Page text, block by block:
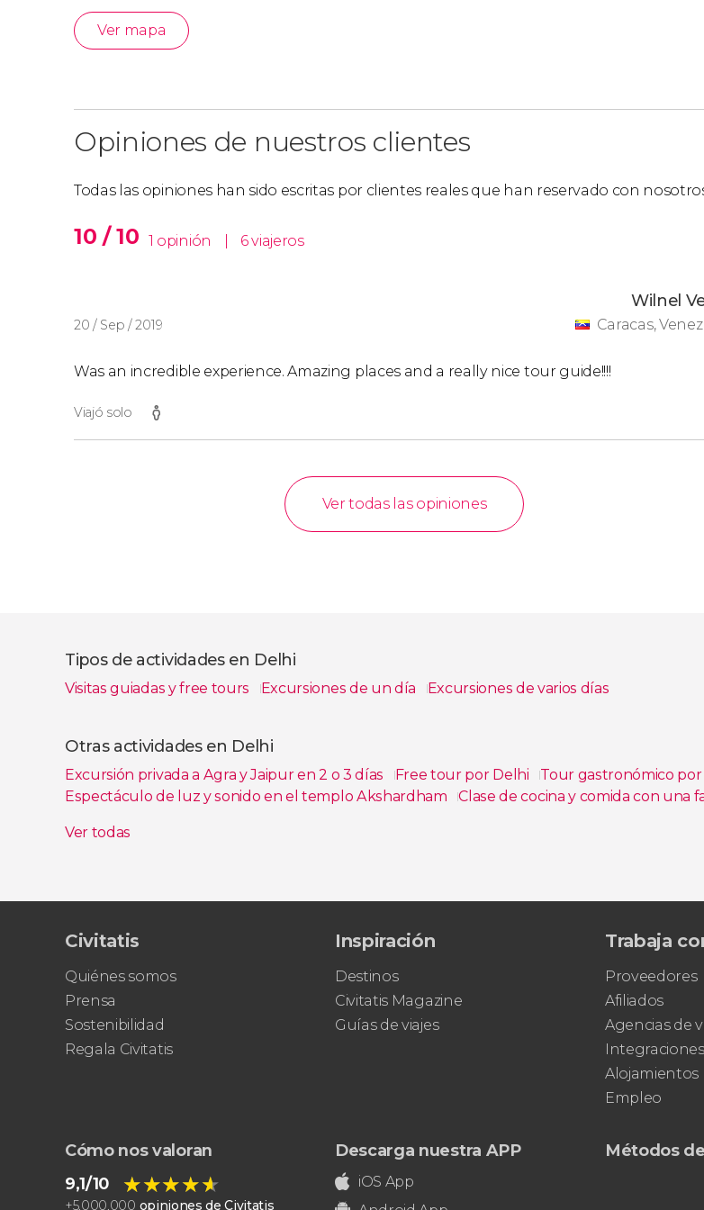
Ver mapa
Opiniones de nuestros clientes
Todas las opiniones han sido escritas por clientes reales que han reservado con
10 / 10 1 opinión 6 viajeros
20 / Sep / 2019
Wilnel
Caracas,
Was an incredible experience. Amazing places and a really nice tour guide!!!!
Viajó solo
Ver todas las opiniones
Tipos de actividades en Delhi
Visitas guiadas y free tours Excursiones de un día Excursiones de varios días
Otras actividades en Delhi
Excursión privada a Agra y Jaipur en 2 o 3 días Free tour por Delhi
Tour gastronómico por
Espectáculo de luz y sonido en el templo Akshardham
Clase de cocina y comida con una
Ver todas
Civitatis
Quiénes somos
Prensa
Sostenibilidad
Regala Civitatis
Inspiración
Destinos
Civitatis Magazine
Guías de viajes
Trabaja
Proveedores
Afiliados
Agencias de
Integraciones
Alojamientos
Empleo
Cómo nos valoran
9,1/10
★★★★★
★★★★★
+5.000.000 opiniones de Civitatis
Descarga nuestra APP
iOS App
Métodos